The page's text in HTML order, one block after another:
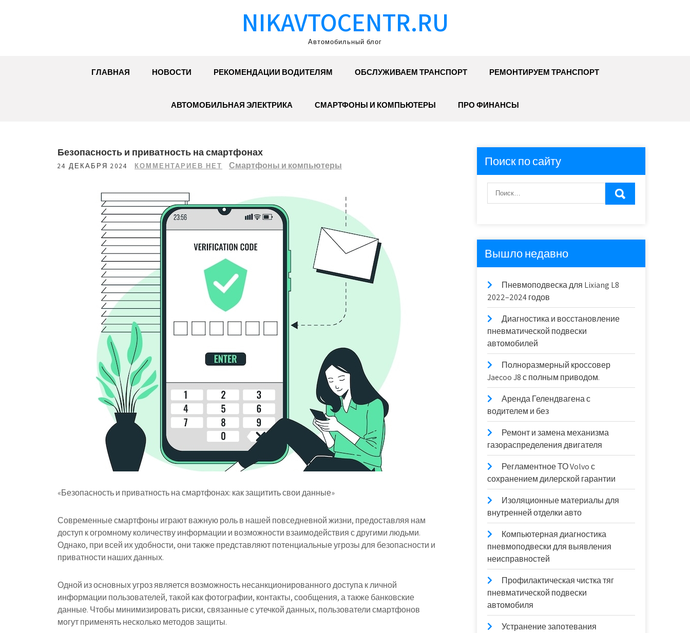
NIKAVTOCENTR.RU
Автомобильный блог
ГЛАВНАЯ НОВОСТИ РЕКОМЕНДАЦИИ ВОДИТЕЛЯМ ОБСЛУЖИВАЕМ ТРАНСПОРТ РЕМОНТИРУЕМ ТРАНСПОРТ
АВТОМОБИЛЬНАЯ ЭЛЕКТРИКА СМАРТФОНЫ И КОМПЬЮТЕРЫ ПРО ФИНАНСЫ
Безопасность и приватность на смартфонах
24 ДЕКАБРЯ 2024 КОММЕНТАРИЕВ НЕТ Смартфоны и компьютеры
«Безопасность и приватность на смартфонах: как защитить свои данные»
Современные смартфоны играют важную роль в нашей повседневной жизни, предоставляя нам
доступ к огромному количеству информации и возможности взаимодействия с другими людьми.
Однако, при всей их удобности, они также представляют потенциальные угрозы для безопасности и
приватности наших данных.
Одной из основных угроз является возможность несанкционированного доступа к личной
информации пользователей, такой как фотографии, контакты, сообщения, а также банковские
данные. Чтобы минимизировать риски, связанные с утечкой данных, пользователи смартфонов
могут применять несколько методов защиты.
Поиск по сайту
Вышло недавно
Пневмоподвеска для Lixiang L8
2022–2024 годов
Диагностика и восстановление
пневматической подвески
автомобилей
Полноразмерный кроссовер
Jaecoo J8 с полным приводом.
Аренда Гелендвагена с
водителем и без
Ремонт и замена механизма
газораспределения двигателя
Регламентное ТО Volvo с
сохранением дилерской гарантии
Изоляционные материалы для
внутренней отделки авто
Компьютерная диагностика
пневмоподвески для выявления
неисправностей
Профилактическая чистка тяг
пневматической подвески
автомобиля
Устранение запотевания